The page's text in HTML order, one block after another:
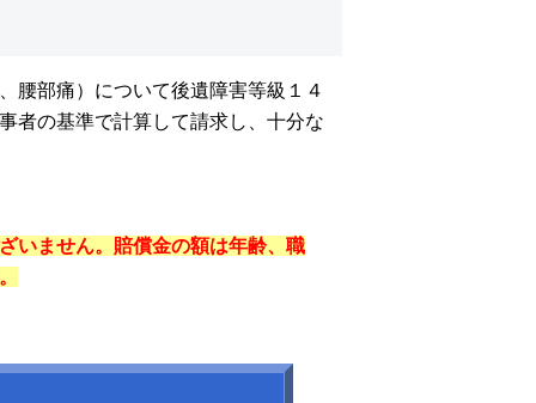
腰部痛）について後遺障害等級１４
者の基準で計算して請求し、十分な
いません。賠償金の額は年齢、職